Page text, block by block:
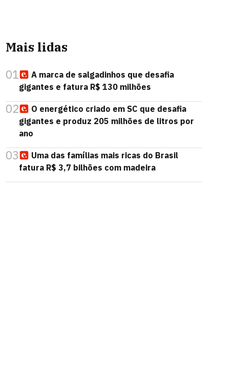
Mais lidas
01
A marca de salgadinhos que desafia
gigantes e fatura R$ 130 milhões
02
O energético criado em SC que desafia
gigantes e produz 205 milhões de litros por
ano
03
Uma das famílias mais ricas do Brasil
fatura R$ 3,7 bilhões com madeira